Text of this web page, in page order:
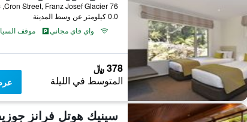
76 Cron Street, Franz Josef Glacier, نيوزيلندا
0.0 كيلومتر عن وسط المدينة
واي فاي مجاني
موقف
378 ﷼
المتوسط في الليلة